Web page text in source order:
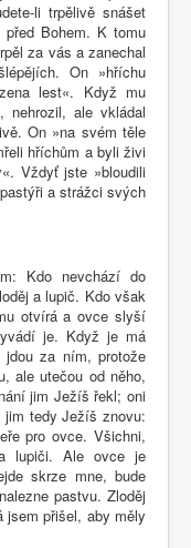
li trpělivě snášet
Bohem. K tomu
za vás a zanechal
On »hříchu
lest«. Když mu
nehrozil, ale vkládal
On »na svém těle
hříchům a byli živi
Vždyť jste »bloudili
a strážci svých
Kdo nevchází do
a lupič. Kdo však
otvírá a ovce slyší
je. Když je má
za ním, protože
ale utečou od něho,
jim Ježíš řekl; oni
tedy Ježíš znovu:
pro ovce. Všichni,
lupiči. Ale ovce je
skrze mne, bude
pastvu. Zloděj
přišel, aby měly